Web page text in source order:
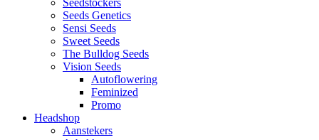
Seedstockers
Seeds Genetics
Sensi Seeds
Sweet Seeds
The Bulldog Seeds
Vision Seeds
Autoflowering
Feminized
Promo
Headshop
Aanstekers